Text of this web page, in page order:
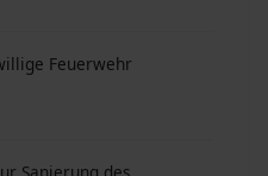
Feuerwehr